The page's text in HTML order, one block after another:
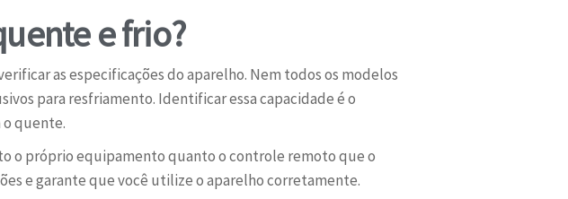
e frio?
as especificações do aparelho. Nem todos os modelos
para resfriamento. Identificar essa capacidade é o
quente.
o próprio equipamento quanto o controle remoto que o
e garante que você utilize o aparelho corretamente.